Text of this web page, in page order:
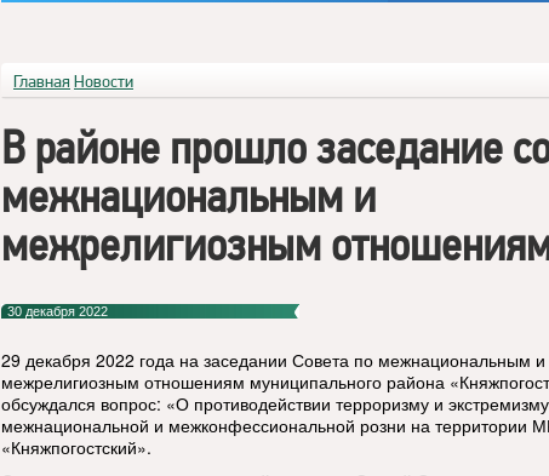
Главная Новости
В районе прошло заседание
межнациональным и
межрелигиозным
30 декабря 2022
29 декабря 2022 года на заседании Совета по межнациональным и
межрелигиозным отношениям муниципального района
обсуждался вопрос: «О противодействии терроризму и
межнациональной и межконфессиональной розни на территории
«Княжпогостский».